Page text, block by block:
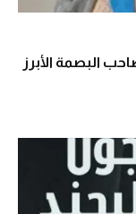
البصمة الأبرز